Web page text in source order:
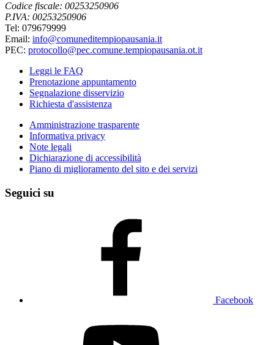
Codice fiscale: 00253250906
P.IVA: 00253250906
Tel: 079679999
Email: info@comuneditempiopausania.it
PEC: protocollo@pec.comune.tempiopausania.ot.it
Leggi le FAQ
Prenotazione appuntamento
Segnalazione disservizio
Richiesta d'assistenza
Amministrazione trasparente
Informativa privacy
Note legali
Dichiarazione di accessibilità
Piano di miglioramento del sito e dei servizi
Seguici su
Facebook